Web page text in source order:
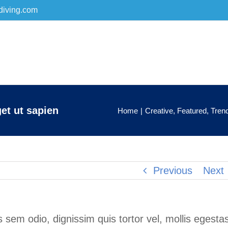
ut sapien Home | Creative, Featured,
Previous Next
odio, dignissim quis tortor vel, mollis